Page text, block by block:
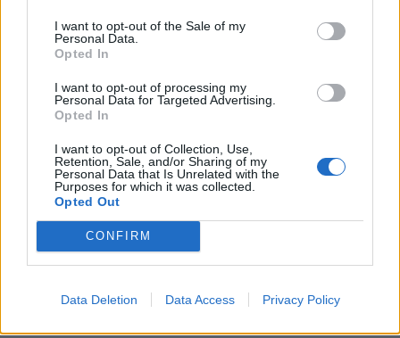
I want to opt-out of the Sale of my
Personal Data.
Opted In
I want to opt-out of processing my
Personal Data for Targeted Advertising.
Opted In
I want to opt-out of Collection, Use,
Retention, Sale, and/or Sharing of my
Personal Data that Is Unrelated with the
Purposes for which it was collected.
Opted Out
CONFIRM
Data Deletion Data Access Privacy Policy